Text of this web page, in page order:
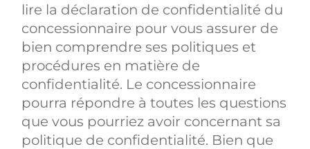
lire la déclaration de confidentialité du
concessionnaire pour vous assurer de
bien comprendre ses politiques et
procédures en matière de
confidentialité. Le concessionnaire
pourra répondre à toutes les questions
que vous pourriez avoir concernant sa
politique de confidentialité. Bien que